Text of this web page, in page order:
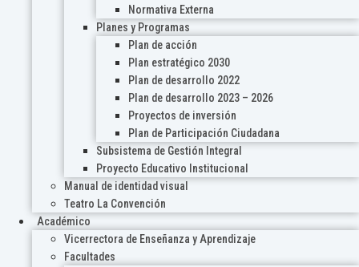
Normativa Externa
Planes y Programas
Plan de acción
Plan estratégico 2030
Plan de desarrollo 2022
Plan de desarrollo 2023 – 2026
Proyectos de inversión
Plan de Participación Ciudadana
Subsistema de Gestión Integral
Proyecto Educativo Institucional
Manual de identidad visual
Teatro La Convención
Académico
Vicerrectora de Enseñanza y Aprendizaje
Facultades